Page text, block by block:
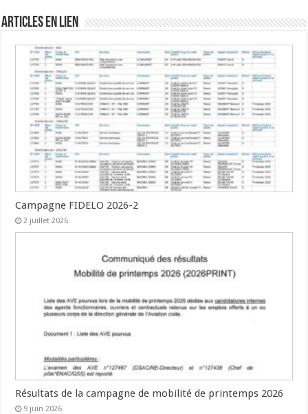
Articles en lien
Campagne FIDELO 2026-2
2 juillet 2026
Résultats de la campagne de mobilité de printemps 2026
9 juin 2026